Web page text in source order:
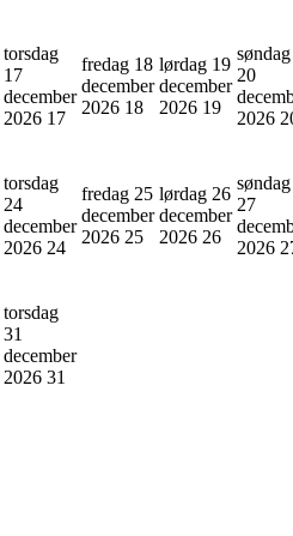
torsdag
17
december
2026 17
fredag 18
december
2026 18
lørdag 19
december
2026 19
søndag
20
2026
torsdag
24
december
2026 24
fredag 25
december
2026 25
lørdag 26
december
2026 26
søndag
27
2026
torsdag
31
december
2026 31